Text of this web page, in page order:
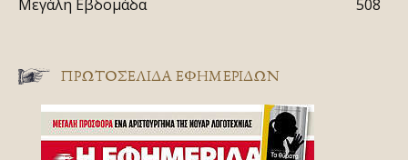
Μεγάλη Εβδομάδα
508
ΠΡΩΤΟΣΈΛΙΔΑ ΕΦΗΜΕΡΊΔΩΝ